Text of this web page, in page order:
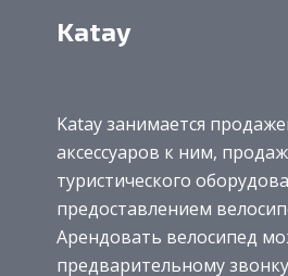
Katay
Katay занимается
аксессуаров к ним,
туристического
предоставлением
Арендовать велосипед
предварительному